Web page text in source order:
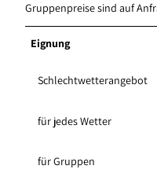
Gruppenpreise sind auf
Eignung
Schlechtwetterangebot
für jedes Wetter
für Gruppen